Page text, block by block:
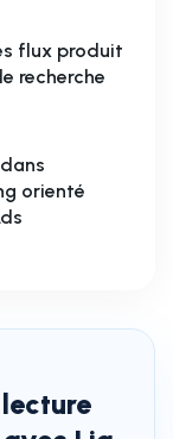
flux produit
recherche
orienté